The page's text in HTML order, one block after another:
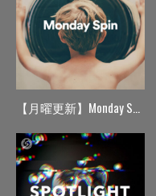
【月曜更新】Monday Spin